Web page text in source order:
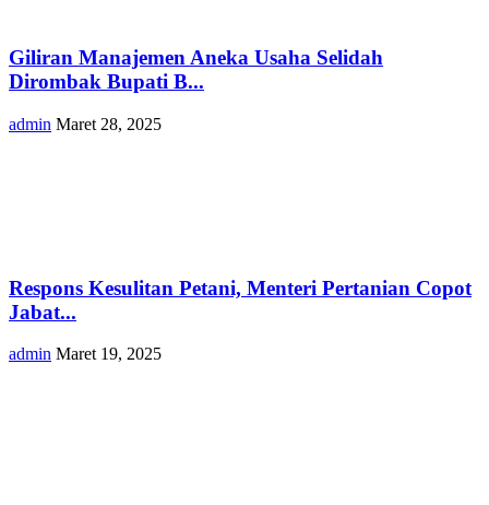
Giliran Manajemen Aneka Usaha Selidah
Dirombak Bupati B...
admin Maret 28, 2025
Respons Kesulitan Petani, Menteri Pertanian Copot
Jabat...
admin Maret 19, 2025